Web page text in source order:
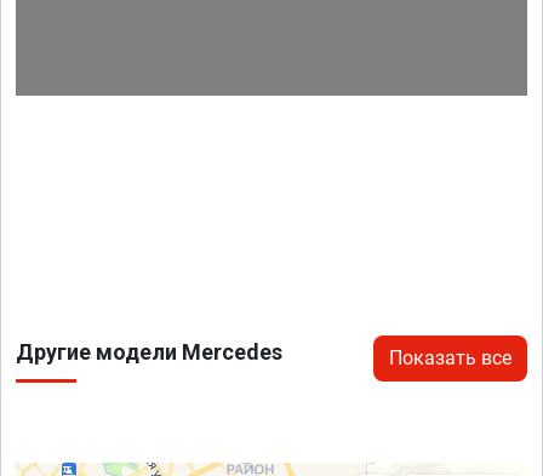
Другие модели Mercedes Показать все